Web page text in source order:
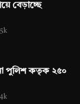
বেড়াচ্ছে
পুলিশ কতৃক ২৫০